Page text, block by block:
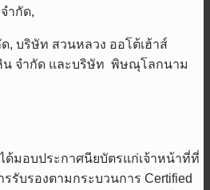
ำกัด,
, บริษัท สวนหลวง ออโต้เฮ้าส์
น จำกัด และบริษัท พิษณุโลกนาม
มอบประกาศนียบัตรแก่เจ้าหน้าที่ที่
รับรองตามกระบวนการ Certified